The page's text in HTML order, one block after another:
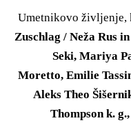
Umetnikovo življenje,
Zuschlag / Neža Rus
Seki, Mariya
Moretto, Emilie
Aleks Theo
Thompson k.